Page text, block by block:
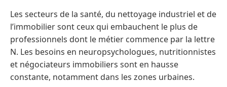
Les secteurs de la santé, du nettoyage industriel et de
l’immobilier sont ceux qui embauchent le plus de
professionnels dont le métier commence par la lettre
N. Les besoins en neuropsychologues, nutritionnistes
et négociateurs immobiliers sont en hausse
constante, notamment dans les zones urbaines.